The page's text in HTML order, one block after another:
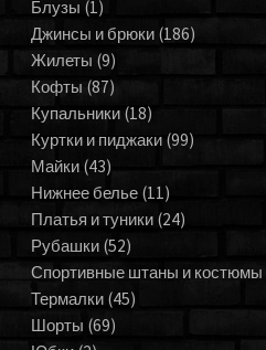
Блузы (1)
Джинсы и брюки (186)
Жилеты (9)
Кофты (87)
Купальники (18)
Куртки и пиджаки (99)
Майки (43)
Нижнее белье (11)
Платья и туники (24)
Рубашки (52)
Спортивные штаны и костюмы
Термалки (45)
Шорты (69)